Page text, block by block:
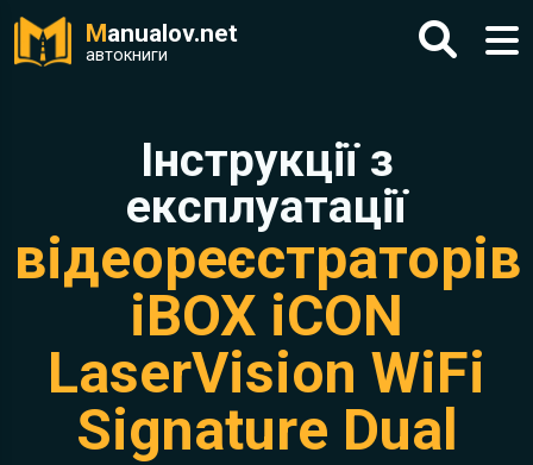
Manualov.net
автокниги
Інструкції з
експлуатації
відеореєстраторів
iBOX iCON
LaserVision WiFi
Signature Dual